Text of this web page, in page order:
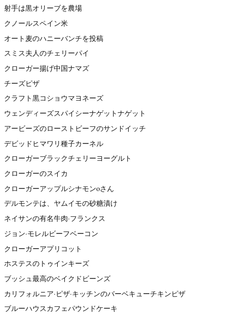
射手は黒オリーブを農場
クノールスペイン米
オート麦のハニーバンチを投稿
スミス夫人のチェリーパイ
クローガー揚げ中国ナマズ
チーズピザ
クラフト黒コショウマヨネーズ
ウェンディーズスパイシーナゲットナゲット
アービーズのローストビーフのサンドイッチ
デビッドヒマワリ種子カーネル
クローガーブラックチェリーヨーグルト
クローガーのスイカ
クローガーアップルシナモンoさん
デルモンテは、ヤムイモの砂糖漬け
ネイサンの有名牛肉·フランクス
ジョン·モレルビーフベーコン
クローガーアプリコット
ホステスのトゥインキーズ
ブッシュ最高のベイクドビーンズ
カリフォルニア·ピザ·キッチンのバーベキューチキンピザ
ブルーハウスカフェパウンドケーキ